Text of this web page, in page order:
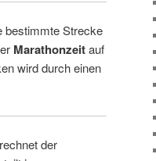
bestimmte Strecke
Marathonzeitauf
wird durch einen
der